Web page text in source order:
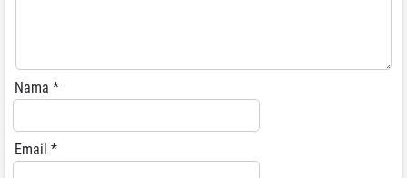
Nama *
Email *